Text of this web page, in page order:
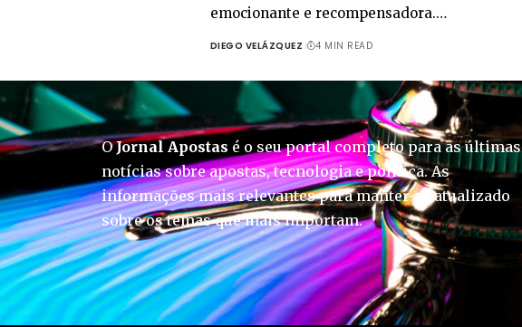
emocionante e recompensadora.…
DIEGO VELÁZQUEZ 4 MIN READ
OJornal Apostas é o seu portal completo para as últimas
notícias sobre apostas, tecnologia e política. As
informações mais relevantes para manter-se atualizado
sobre os temas que mais importam.